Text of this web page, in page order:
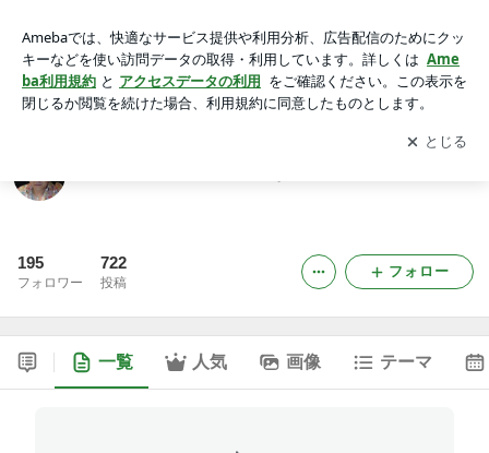
アプリをダウンロードして ブログの更新通知
を受け取りまし
ょう。
開く
195
フォロワー
722
投稿
フォロー
一覧 人気 画像 テーマ